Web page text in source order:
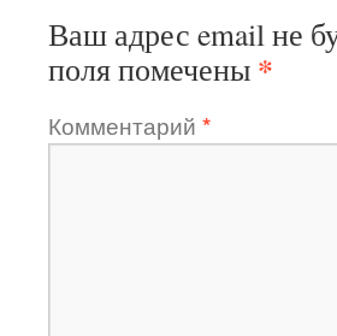
Ваш адрес email не
поля помечены *
Комментарий *